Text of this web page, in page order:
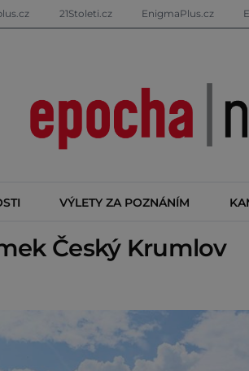
21Stoleti.cz EnigmaPlus.cz
VÝLETY ZA POZNÁNÍM
Český Krumlov